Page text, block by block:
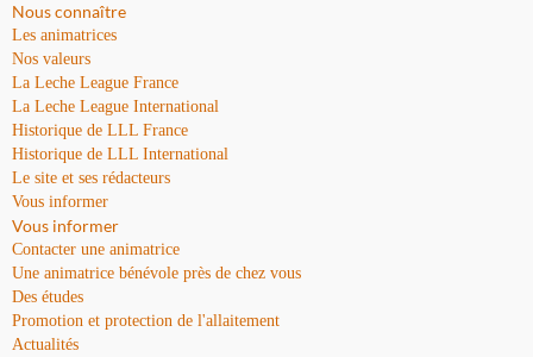
Nous connaître
Les animatrices
Nos valeurs
La Leche League France
La Leche League International
Historique de LLL France
Historique de LLL International
Le site et ses rédacteurs
Vous informer
Vous informer
Contacter une animatrice
Une animatrice bénévole près de chez vous
Des études
Promotion et protection de l'allaitement
Actualités